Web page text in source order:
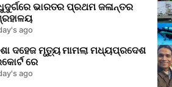
ଭାରତର ପ୍ରଥମ ଜଳାନ୍ତର
ago
ଦହେଜ ମୃତ୍ୟୁ ମାମଲା ମଧ୍ୟପ୍ରଦେଶ
ରେ
ago